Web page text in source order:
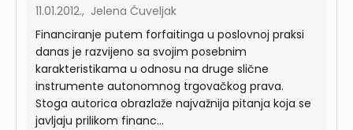
11.01.2012., Jelena Čuveljak
Financiranje putem forfaitinga u poslovnoj praksi
danas je razvijeno sa svojim posebnim
karakteristikama u odnosu na druge slične
instrumente autonomnog trgovačkog prava.
Stoga autorica obrazlaže najvažnija pitanja koja se
javljaju prilikom financ...